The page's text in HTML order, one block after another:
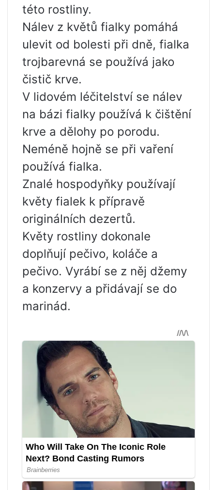
této rostliny.
Nálev z květů fialky pomáhá
ulevit od bolesti při dně, fialka
trojbarevná se používá jako
čistič krve.
V lidovém léčitelství se nálev
na bázi fialky používá k čištění
krve a dělohy po porodu.
Neméně hojně se při vaření
používá fialka.
Znalé hospodyňky používají
květy fialek k přípravě
originálních dezertů.
Květy rostliny dokonale
doplňují pečivo, koláče a
pečivo. Vyrábí se z něj džemy
a konzervy a přidávají se do
marinád.